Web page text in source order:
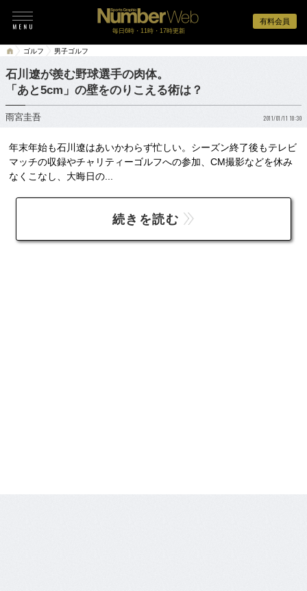
有料会員
毎日6時・11時・17時更新
ゴルフ 男子ゴルフ
石川遼が羨む野球選手の肉体。
「あと5cm」の壁をのりこえる術は？
雨宮圭吾 2011/01/11 10:30
年末年始も石川遼はあいかわらず忙しい。シーズン終了後もテレビ
マッチの収録やチャリティーゴルフへの参加、CM撮影などを休み
なくこなし、大晦日の...
続きを読む